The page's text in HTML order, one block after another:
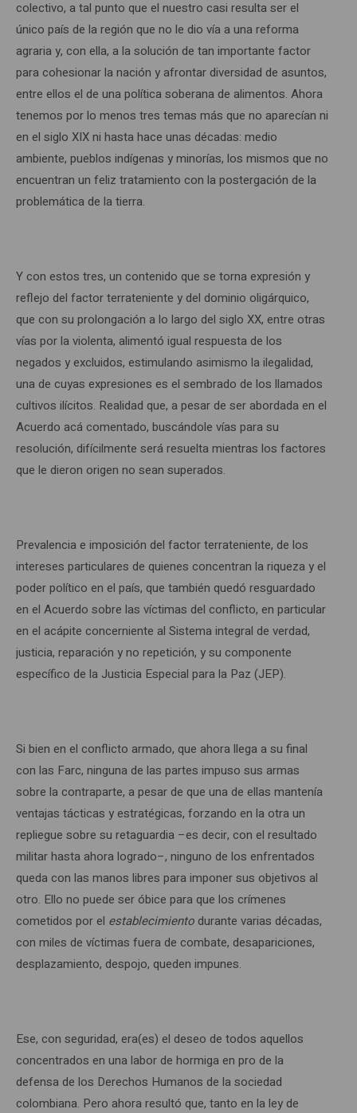
colectivo, a tal punto que el nuestro casi resulta ser el
único país de la región que no le dio vía a una reforma
agraria y, con ella, a la solución de tan importante factor
para cohesionar la nación y afrontar diversidad de asuntos,
entre ellos el de una política soberana de alimentos. Ahora
tenemos por lo menos tres temas más que no aparecían ni
en el siglo XIX ni hasta hace unas décadas: medio
ambiente, pueblos indígenas y minorías, los mismos que no
encuentran un feliz tratamiento con la postergación de la
problemática de la tierra.
Y con estos tres, un contenido que se torna expresión y
reflejo del factor terrateniente y del dominio oligárquico,
que con su prolongación a lo largo del siglo XX, entre otras
vías por la violenta, alimentó igual respuesta de los
negados y excluidos, estimulando asimismo la ilegalidad,
una de cuyas expresiones es el sembrado de los llamados
cultivos ilícitos. Realidad que, a pesar de ser abordada en el
Acuerdo acá comentado, buscándole vías para su
resolución, difícilmente será resuelta mientras los factores
que le dieron origen no sean superados.
Prevalencia e imposición del factor terrateniente, de los
intereses particulares de quienes concentran la riqueza y el
poder político en el país, que también quedó resguardado
en el Acuerdo sobre las víctimas del conflicto, en particular
en el acápite concerniente al Sistema integral de verdad,
justicia, reparación y no repetición, y su componente
específico de la Justicia Especial para la Paz (JEP).
Si bien en el conflicto armado, que ahora llega a su final
con las Farc, ninguna de las partes impuso sus armas
sobre la contraparte, a pesar de que una de ellas mantenía
ventajas tácticas y estratégicas, forzando en la otra un
repliegue sobre su retaguardia –es decir, con el resultado
militar hasta ahora logrado–, ninguno de los enfrentados
queda con las manos libres para imponer sus objetivos al
otro. Ello no puede ser óbice para que los crímenes
cometidos por el establecimientodurante varias décadas,
con miles de víctimas fuera de combate, desapariciones,
desplazamiento, despojo, queden impunes.
Ese, con seguridad, era(es) el deseo de todos aquellos
concentrados en una labor de hormiga en pro de la
defensa de los Derechos Humanos de la sociedad
colombiana. Pero ahora resultó que, tanto en la ley de